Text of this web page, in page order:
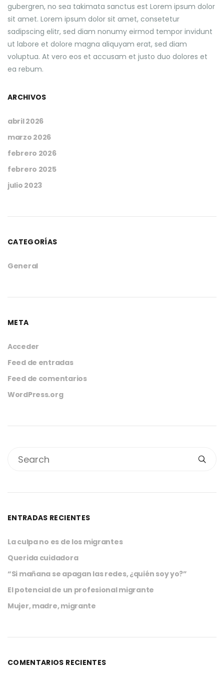
gubergren, no sea takimata sanctus est Lorem ipsum dolor
sit amet. Lorem ipsum dolor sit amet, consetetur
sadipscing elitr, sed diam nonumy eirmod tempor invidunt
ut labore et dolore magna aliquyam erat, sed diam
voluptua. At vero eos et accusam et justo duo dolores et
ea rebum.
ARCHIVOS
abril 2026
marzo 2026
febrero 2026
febrero 2025
julio 2023
CATEGORÍAS
General
META
Acceder
Feed de entradas
Feed de comentarios
WordPress.org
ENTRADAS RECIENTES
La culpa no es de los migrantes
Querida cuidadora
“Si mañana se apagan las redes, ¿quién soy yo?”
El potencial de un profesional migrante
Mujer, madre, migrante
COMENTARIOS RECIENTES